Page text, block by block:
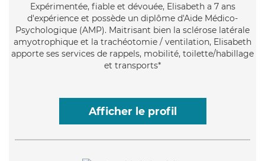
Expérimentée, fiable et dévouée, Elisabeth a 7 ans
d'expérience et possède un diplôme d'Aide Médico-
Psychologique (AMP). Maitrisant bien la sclérose latérale
amyotrophique et la trachéotomie / ventilation, Elisabeth
apporte ses services de rappels, mobilité, toilette/habillage
et transports*
Afficher le profil